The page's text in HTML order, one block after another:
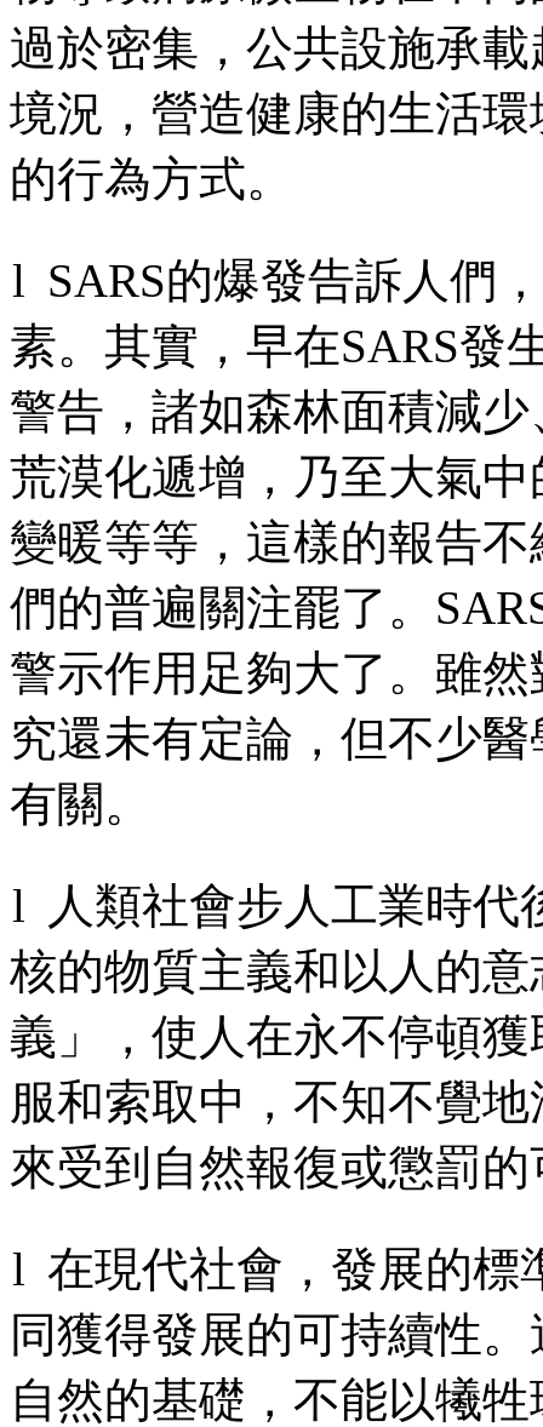
過於密集，公共設施承
境況，營造健康的生活
的行為方式。
l SARS的爆發告訴人們
素。其實，早在SARS發
警告，諸如森林面積減
荒漠化遞增，乃至大氣
變暖等等，這樣的報告
們的普遍關注罷了。
警示作用足夠大了。雖然
究還未有定論，但不少
有關。
l
人類社會步人工業時
核的物質主義和以人的
義」，使人在永不停頓
服和索取中，不知不覺
來受到自然報復或懲罰
l 在現代社會，發展的標
同獲得發展的可持續性
自然的基礎，不能以犧